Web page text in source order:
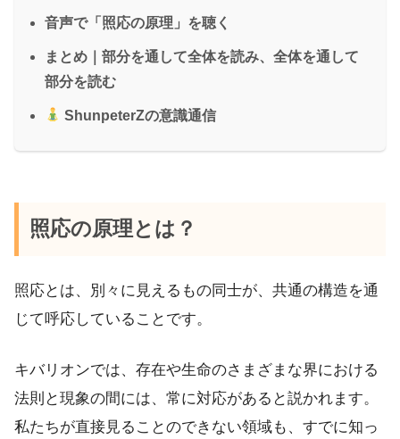
音声で「照応の原理」を聴く
まとめ｜部分を通して全体を読み、全体を通して
部分を読む
ShunpeterZの意識通信
照応の原理とは？
照応とは、別々に見えるもの同士が、共通の構造を通
じて呼応していることです。
キバリオンでは、存在や生命のさまざまな界における
法則と現象の間には、常に対応があると説かれます。
私たちが直接見ることのできない領域も、すでに知っ